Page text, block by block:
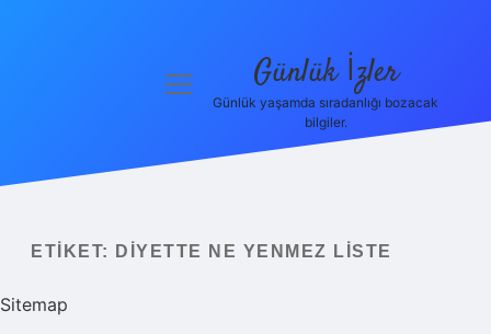
menüyü
Günlük İzler
Günlük yaşamda sıradanlığı bozacak
bilgiler.
ETIKET: DIYETTE NE YENMEZ LISTE
Sitemap